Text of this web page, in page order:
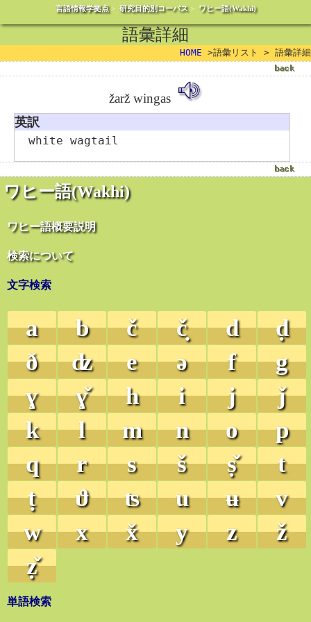
言語情報学拠点> 研究目的別コーパス> ワヒー語(Wakhi)
ワヒー語(Wakhi)
ワヒー語概要説明
検索について
文字検索
a b č č̣ d
ḍ
ð
ʣ e ə f
g
ɣ
ɣ̌ h i j
ǰ
k
l m n o
p
q
r s š ṣ̌
t
ṭ
ϑ ʦ u ʉ
v
w
x x̌ y z
ž
ẓ̌
単語検索
語彙詳細
HOME >語彙リスト > 語彙詳細
žarž wingas
英訳
white wagtail